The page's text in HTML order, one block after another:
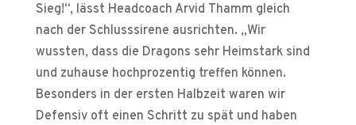
Sieg!“, lässt Headcoach Arvid Thamm gleich
nach der Schlusssirene ausrichten. „Wir
wussten, dass die Dragons sehr Heimstark sind
und zuhause hochprozentig treffen können.
Besonders in der ersten Halbzeit waren wir
Defensiv oft einen Schritt zu spät und haben